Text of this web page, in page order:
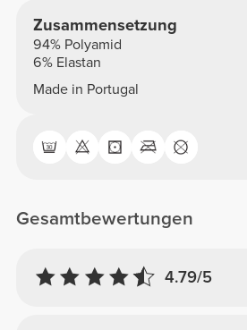
Zusammensetzung
94% Polyamid
6% Elastan
Made in Portugal
Gesamtbewertungen
4.79/5